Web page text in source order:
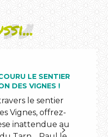
LACS
LE SENTIER
DES VIGNES !
le sentier
Vignes, offrez-
inattendue au
LA